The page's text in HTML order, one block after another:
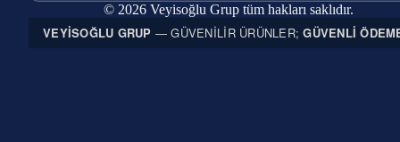
© 2026 Veyisoğlu Grup tüm hakları saklıdır.
VEYISOĞLU GRUP — GÜVENILIR ÜRÜNLER;GÜVENLI